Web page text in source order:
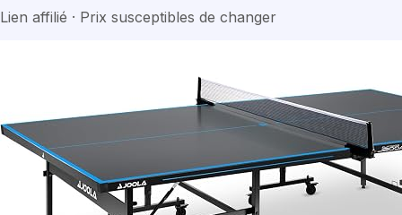
Lien affilié · Prix susceptibles de changer